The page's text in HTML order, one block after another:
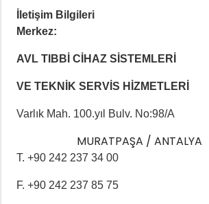
İletişim Bilgileri
Merkez:
AVL TIBBİ CİHAZ SİSTEMLERİ
VE TEKNİK SERVİS HİZMETLERİ
Varlık Mah. 100.yıl Bulv. No:98/A
MURATPAŞA / ANTALYA
T. +90 242 237 34 00
F. +90 242 237 85 75